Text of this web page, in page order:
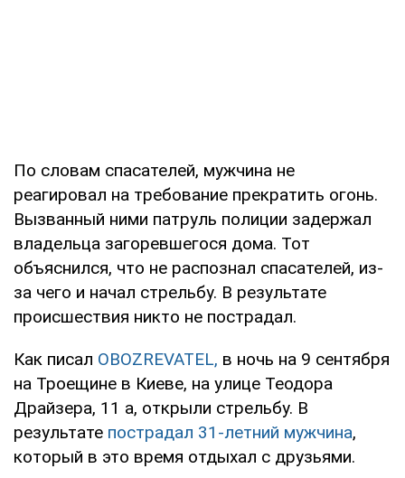
По словам спасателей, мужчина не
реагировал на требование прекратить огонь.
Вызванный ними патруль полиции задержал
владельца загоревшегося дома. Тот
объяснился, что не распознал спасателей, из-
за чего и начал стрельбу. В результате
происшествия никто не пострадал.
Как писал OBOZREVATEL, в ночь на 9 сентября
на Троещине в Киеве, на улице Теодора
Драйзера, 11 а, открыли стрельбу. В
результате пострадал 31-летний мужчина,
который в это время отдыхал с друзьями.